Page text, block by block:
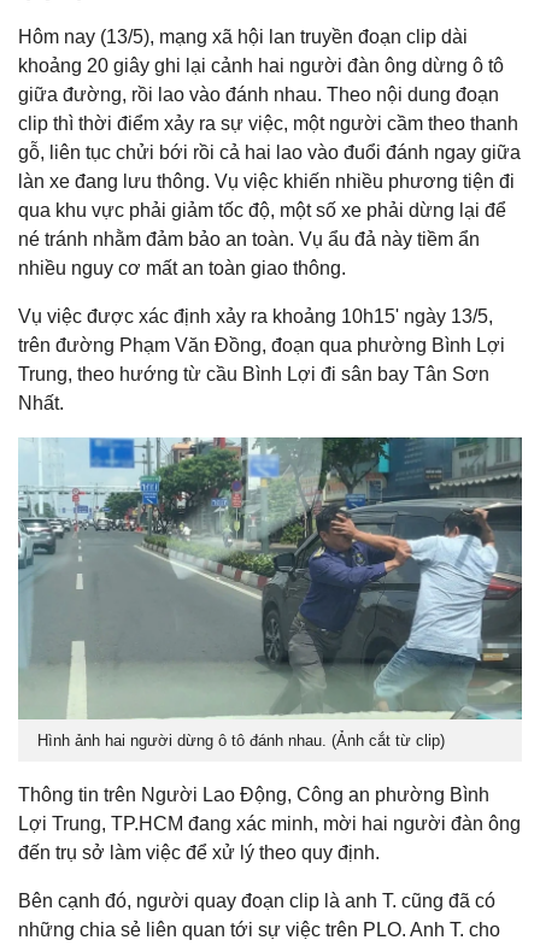
Hôm nay (13/5), mạng xã hội lan truyền đoạn clip dài
khoảng 20 giây ghi lại cảnh hai người đàn ông dừng ô tô
giữa đường, rồi lao vào đánh nhau. Theo nội dung đoạn
clip thì thời điểm xảy ra sự việc, một người cầm theo thanh
gỗ, liên tục chửi bới rồi cả hai lao vào đuổi đánh ngay giữa
làn xe đang lưu thông. Vụ việc khiến nhiều phương tiện đi
qua khu vực phải giảm tốc độ, một số xe phải dừng lại để
né tránh nhằm đảm bảo an toàn. Vụ ẩu đả này tiềm ẩn
nhiều nguy cơ mất an toàn giao thông.
Vụ việc được xác định xảy ra khoảng 10h15' ngày 13/5,
trên đường Phạm Văn Đồng, đoạn qua phường Bình Lợi
Trung, theo hướng từ cầu Bình Lợi đi sân bay Tân Sơn
Nhất.
Hình ảnh hai người dừng ô tô đánh nhau. (Ảnh cắt từ clip)
Thông tin trên Người Lao Động, Công an phường Bình
Lợi Trung, TP.HCM đang xác minh, mời hai người đàn ông
đến trụ sở làm việc để xử lý theo quy định.
Bên cạnh đó, người quay đoạn clip là anh T. cũng đã có
những chia sẻ liên quan tới sự việc trên PLO. Anh T. cho